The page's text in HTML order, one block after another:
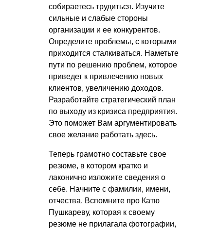
собираетесь трудиться. Изучите
сильные и слабые стороны
организации и ее конкурентов.
Определите проблемы, с которыми
приходится сталкиваться. Наметьте
пути по решению проблем, которое
приведет к привлечению новых
клиентов, увеличению доходов.
Разработайте стратегический план
по выходу из кризиса предприятия.
Это поможет Вам аргументировать
свое желание работать здесь.
Теперь грамотно составьте свое
резюме, в котором кратко и
лаконично изложите сведения о
себе. Начните с фамилии, имени,
отчества. Вспомните про Катю
Пушкареву, которая к своему
резюме не прилагала фотографии,